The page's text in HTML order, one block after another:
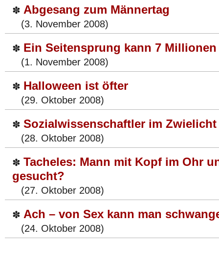
✽ Abgesang zum Männertag
(3. November 2008)
✽ Ein Seitensprung kann 7
(1. November 2008)
✽ Halloween ist öfter
(29. Oktober 2008)
✽ Sozialwissenschaftler im Zwielicht
(28. Oktober 2008)
✽ Tacheles: Mann mit Kopf im Ohr
gesucht?
(27. Oktober 2008)
✽ Ach – von Sex kann man
(24. Oktober 2008)